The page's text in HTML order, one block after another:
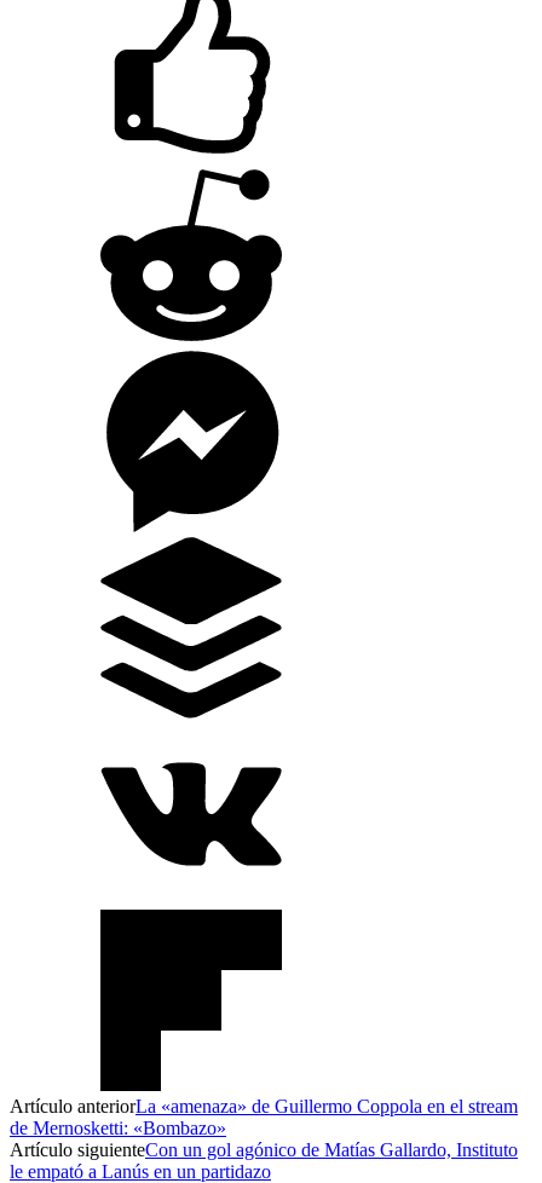
Artículo anteriorLa «amenaza» de Guillermo Coppola en el stream
de Mernosketti: «Bombazo»
Artículo siguienteCon un gol agónico de Matías Gallardo, Instituto
le empató a Lanús en un partidazo